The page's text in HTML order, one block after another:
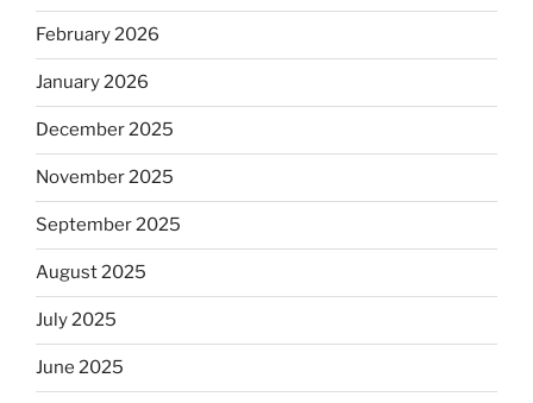
February 2026
January 2026
December 2025
November 2025
September 2025
August 2025
July 2025
June 2025